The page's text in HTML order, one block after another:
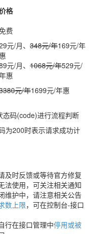
格
费
元/月、 348元/年169元/年
惠
元/月、 1068元/年529元/
惠
元/年1699元/年惠
态码(code)进行流程判断
为200时表示请求成功计
及时反馈或等待官方修复
法使用，可关注相关通知
维护中，请注意相关公告
数上限，可在控制台-接口
行在接口管理中停用或被